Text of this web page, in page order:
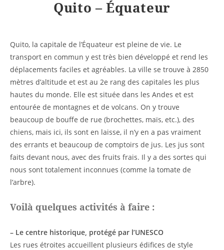
Quito – Équateur
Quito, la capitale de l’Équateur est pleine de vie. Le
transport en commun y est très bien développé et rend les
déplacements faciles et agréables. La ville se trouve à 2850
mètres d’altitude et est au 2e rang des capitales les plus
hautes du monde. Elle est située dans les Andes et est
entourée de montagnes et de volcans. On y trouve
beaucoup de bouffe de rue (brochettes, maïs, etc.), des
chiens, mais ici, ils sont en laisse, il n’y en a pas vraiment
des errants et beaucoup de comptoirs de jus. Les jus sont
faits devant nous, avec des fruits frais. Il y a des sortes qui
nous sont totalement inconnues (comme la tomate de
l’arbre).
Voilà quelques activités à faire :
– Le centre historique, protégé par l’UNESCO
Les rues étroites accueillent plusieurs édifices de style